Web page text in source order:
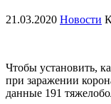
21.03.2020 Новости
Чтобы установить,
при заражении
данные 191